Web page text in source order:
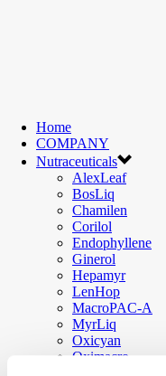
Home
COMPANY
Nutraceuticals
AlexLeaf
BosLiq
Chamilen
Corilol
Endophyllene
Ginerol
Hepamyr
LenHop
MacroPAC-A
MyrLiq
Oxicyan
Oximacro